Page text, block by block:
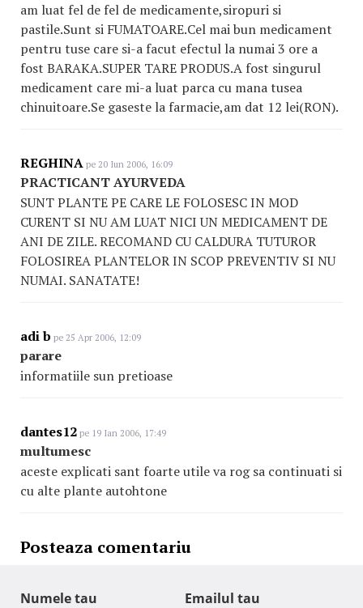
am luat fel de fel de medicamente,siropuri si
pastile.Sunt si FUMATOARE.Cel mai bun medicament
pentru tuse care si-a facut efectul la numai 3 ore a
fost BARAKA.SUPER TARE PRODUS.A fost singurul
medicament care mi-a luat parca cu mana tusea
chinuitoare.Se gaseste la farmacie,am dat 12 lei(RON).
REGHINA pe 20 Iun 2006, 16:09
PRACTICANT AYURVEDA
SUNT PLANTE PE CARE LE FOLOSESC IN MOD
CURENT SI NU AM LUAT NICI UN MEDICAMENT DE
ANI DE ZILE. RECOMAND CU CALDURA TUTUROR
FOLOSIREA PLANTELOR IN SCOP PREVENTIV SI NU
NUMAI. SANATATE!
adi b pe 25 Apr 2006, 12:09
parare
informatiile sun pretioase
dantes12 pe 19 Ian 2006, 17:49
multumesc
aceste explicati sant foarte utile va rog sa continuati si
cu alte plante autohtone
Posteaza comentariu
Numele tau Emailul tau